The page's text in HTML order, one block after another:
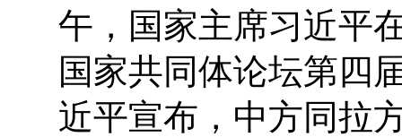
午，国家主席习近平
国家共同体论坛第四
近平宣布，中方同拉